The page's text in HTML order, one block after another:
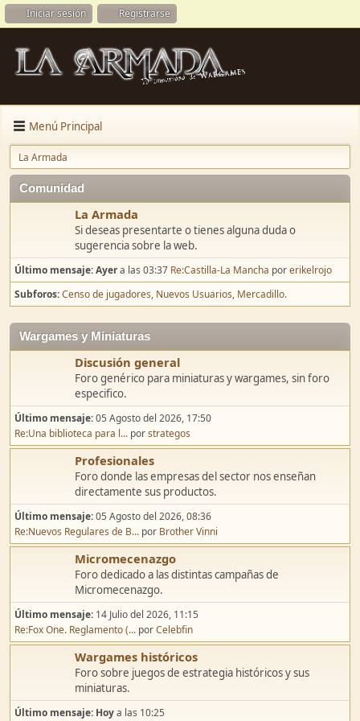
Iniciar sesión Registrarse
Menú Principal
La Armada
Comunidad
La Armada
Si deseas presentarte o tienes alguna duda o
sugerencia sobre la web.
Último mensaje:Ayera las 03:37 Re:Castilla-La Mancha porerikelrojo
Subforos Censo de jugadores Nuevos Usuarios Mercadillo.
Wargames y Miniaturas
Discusión general
Foro genérico para miniaturas y wargames, sin foro
especifico.
Último mensaje:05 Agosto del 2026, 17:50
Re:Una biblioteca para l... porstrategos
Profesionales
Foro donde las empresas del sector nos enseñan
directamente sus productos.
Último mensaje:05 Agosto del 2026, 08:36
Re:Nuevos Regulares de B... por Brother Vinni
Micromecenazgo
Foro dedicado a las distintas campañas de
Micromecenazgo.
Último mensaje: 14 Julio del 2026, 11:15
Re:Fox One. Reglamento (... porCelebfin
Wargames históricos
Foro sobre juegos de estrategia históricos y sus
miniaturas.
Último mensaje: Hoya las 10:25